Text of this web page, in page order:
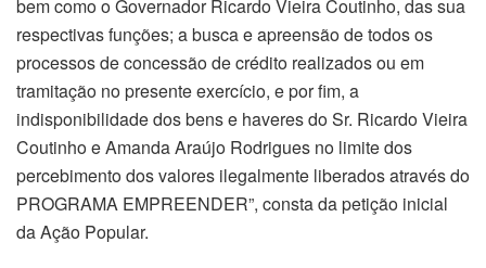
bem como o Governador Ricardo Vieira Coutinho, das sua
respectivas funções; a busca e apreensão de todos os
processos de concessão de crédito realizados ou em
tramitação no presente exercício, e por fim, a
indisponibilidade dos bens e haveres do Sr. Ricardo Vieira
Coutinho e Amanda Araújo Rodrigues no limite dos
percebimento dos valores ilegalmente liberados através do
PROGRAMA EMPREENDER”, consta da petição inicial
da Ação Popular.